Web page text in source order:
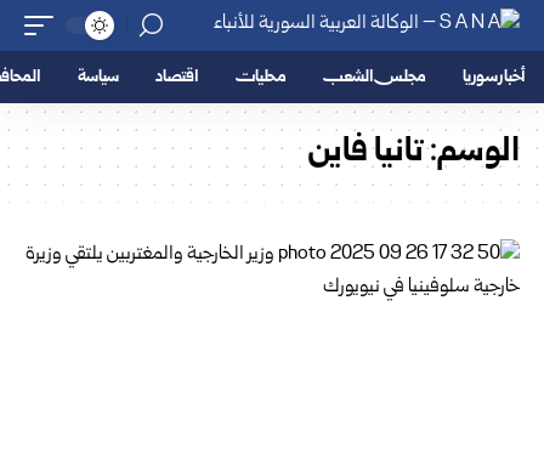
أخبار سوريا مجلس الشعب محليات اقتصاد سياسة
الوسم:تانيا فاين